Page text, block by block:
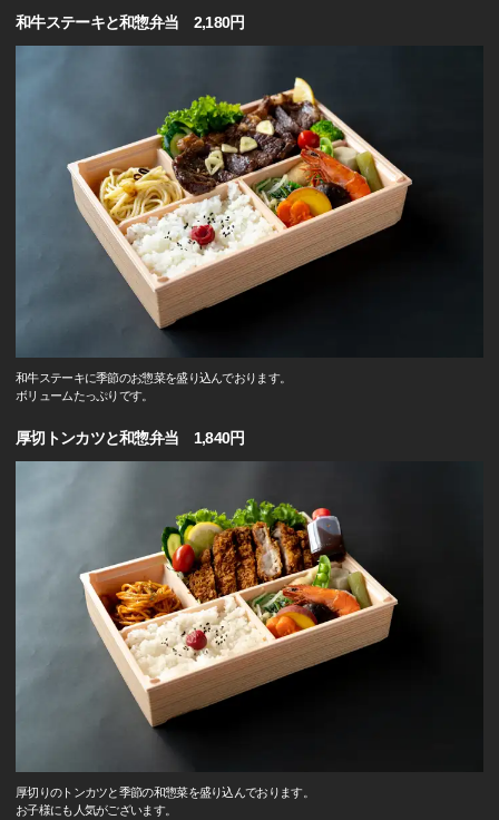
和牛ステーキと和惣弁当 2,180円
和牛ステーキに季節のお惣菜を盛り込んでおります。
ボリュームたっぷりです。
厚切トンカツと和惣弁当 1,840円
厚切りのトンカツと季節の和惣菜を盛り込んでおります。
お子様にも人気がございます。